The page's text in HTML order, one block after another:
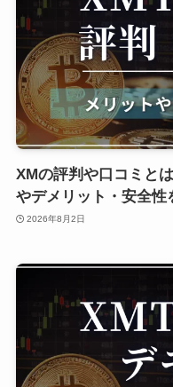
XMの評判や口コミと
やデメリット・安全性
2026年8月2日